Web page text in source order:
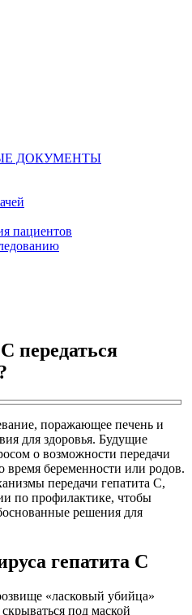
ДОКУМЕНТЫ
пациентов
передаться
поражающее печень и
для здоровья. Будущие
о возможности передачи
время беременности или родов.
передачи гепатита С,
по профилактике, чтобы
решения для
гепатита С
«ласковый убийца»
под маской